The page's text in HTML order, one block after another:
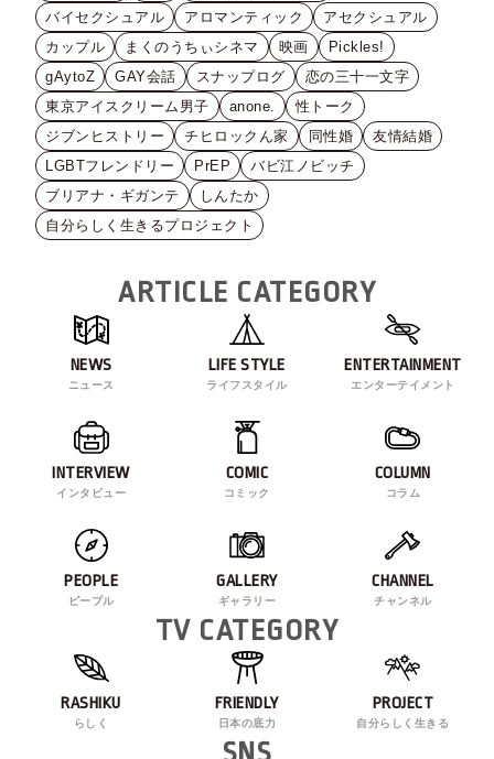
バイセクシュアル
アロマンティック
アセクシュアル
カップル
まくのうちぃシネマ 映画
Pickles!
gAytoZ
GAY会話 スナップログ
恋の三十一文字
東京アイスクリーム男子
anone.
性トーク
ジブンヒストリー
チヒロックん家 同性婚
友情結婚
LGBTフレンドリー
PrEP
バビ江ノビッチ
ブリアナ・ギガンテ
しんたか
自分らしく生きるプロジェクト
ARTICLE CATEGORY
NEWS
ニュース
LIFE STYLE
ライフスタイル
ENTERTAINMENT
エンターテイメント
INTERVIEW
インタビュー
COMIC
コミック
COLUMN
コラム
PEOPLE
ピープル
GALLERY
ギャラリー
CHANNEL
チャンネル
TV CATEGORY
RASHIKU
らしく
FRIENDLY
日本の底力
PROJECT
自分らしく生きる